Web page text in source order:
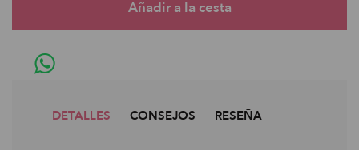
DETALLES CONSEJOS RESEÑA